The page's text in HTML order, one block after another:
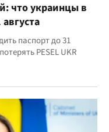
что украинцы в
паспорт до 31
PESEL UKR